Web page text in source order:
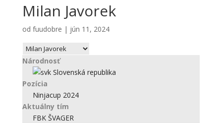
Milan Javorek
od fuudobre | jún 11, 2024
Národnosť
Slovenská republika
Pozícia
Ninjacup 2024
Aktuálny tím
FBK ŠVAGER